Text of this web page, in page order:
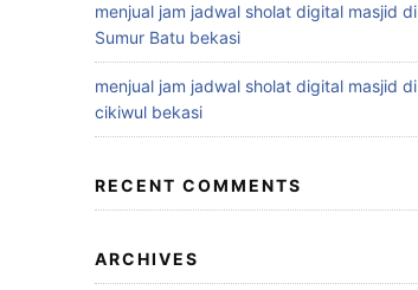
menjual jam jadwal sholat digital masjid di
Sumur Batu bekasi
menjual jam jadwal sholat digital masjid di
cikiwul bekasi
RECENT COMMENTS
ARCHIVES